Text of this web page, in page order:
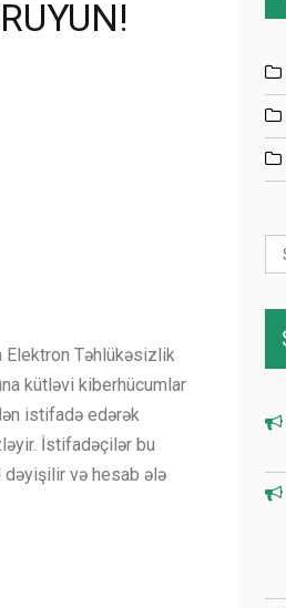
Elektron Təhlükəsizlik
kütləvi kiberhücumlar
istifadə edərək
İstifadəçilər bu
dəyişilir və hesab ələ